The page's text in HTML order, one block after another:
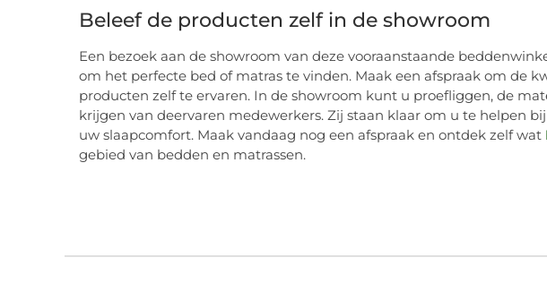
Beleef de producten zelf in de showroom
Een bezoek aan de showroom van deze vooraanstaande
om het perfecte bed of matras te vinden. Maak een afspraak om de
producten zelf te ervaren. In de showroom kunt u proefliggen, de
krijgen van deervaren medewerkers. Zij staan klaar om u te helpen
uw slaapcomfort. Maak vandaag nog een afspraak en ontdek zelf wat
gebied van bedden en matrassen.